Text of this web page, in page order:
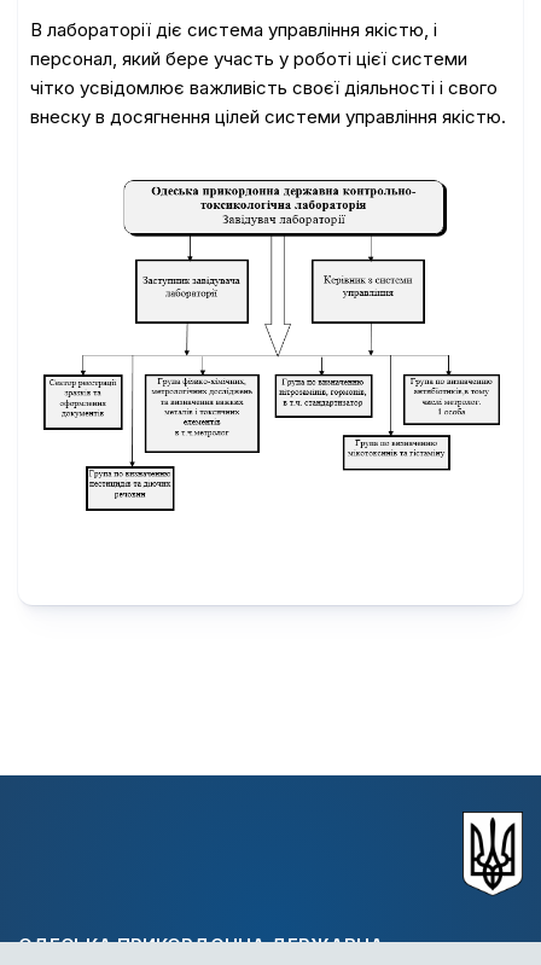
В лабораторії діє система управління якістю, і
персонал, який бере участь у роботі цієї системи
чітко усвідомлює важливість своєї діяльності і свого
внеску в досягнення цілей системи управління якістю.
ОДЕСЬКА ПРИКОРДОННА ДЕРЖАВНА